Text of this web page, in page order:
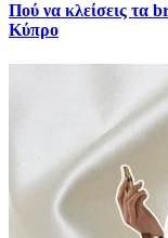
Πού να κλείσεις τα
Κύπρο